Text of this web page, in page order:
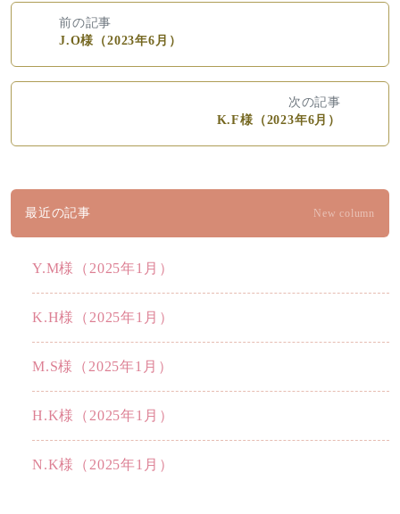
前の記事
J.O様（2023年6月）
次の記事
K.F様（2023年6月）
最近の記事 New column
Y.M様（2025年1月）
K.H様（2025年1月）
M.S様（2025年1月）
H.K様（2025年1月）
N.K様（2025年1月）